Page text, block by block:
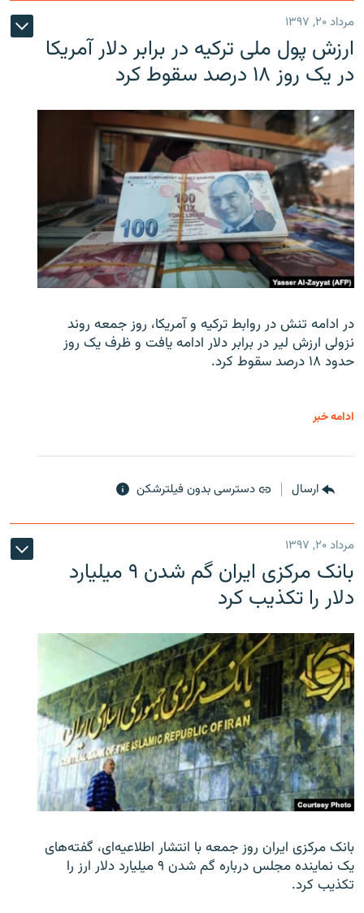
مرداد ۲۰, ۱۳۹۷
ارزش پول ملی ترکیه در برابر دلار آمریکا
در یک روز ۱۸ درصد سقوط کرد
در ادامه تنش در روابط ترکیه و آمریکا، روز جمعه روند
نزولی ارزش لیر در برابر دلار ادامه یافت و ظرف یک روز
حدود ۱۸ درصد سقوط کرد.
ادامه خبر
ارسال دسترسی بدون فیلترشکن
مرداد ۲۰, ۱۳۹۷
بانک مرکزی ایران گم شدن ۹ میلیارد
دلار را تکذیب کرد
بانک مرکزی ایران روز جمعه با انتشار اطلاعیه‌ای، گفته‌های
یک نماینده مجلس درباره گم شدن ۹ میلیارد دلار ارز را
تکذیب کرد.